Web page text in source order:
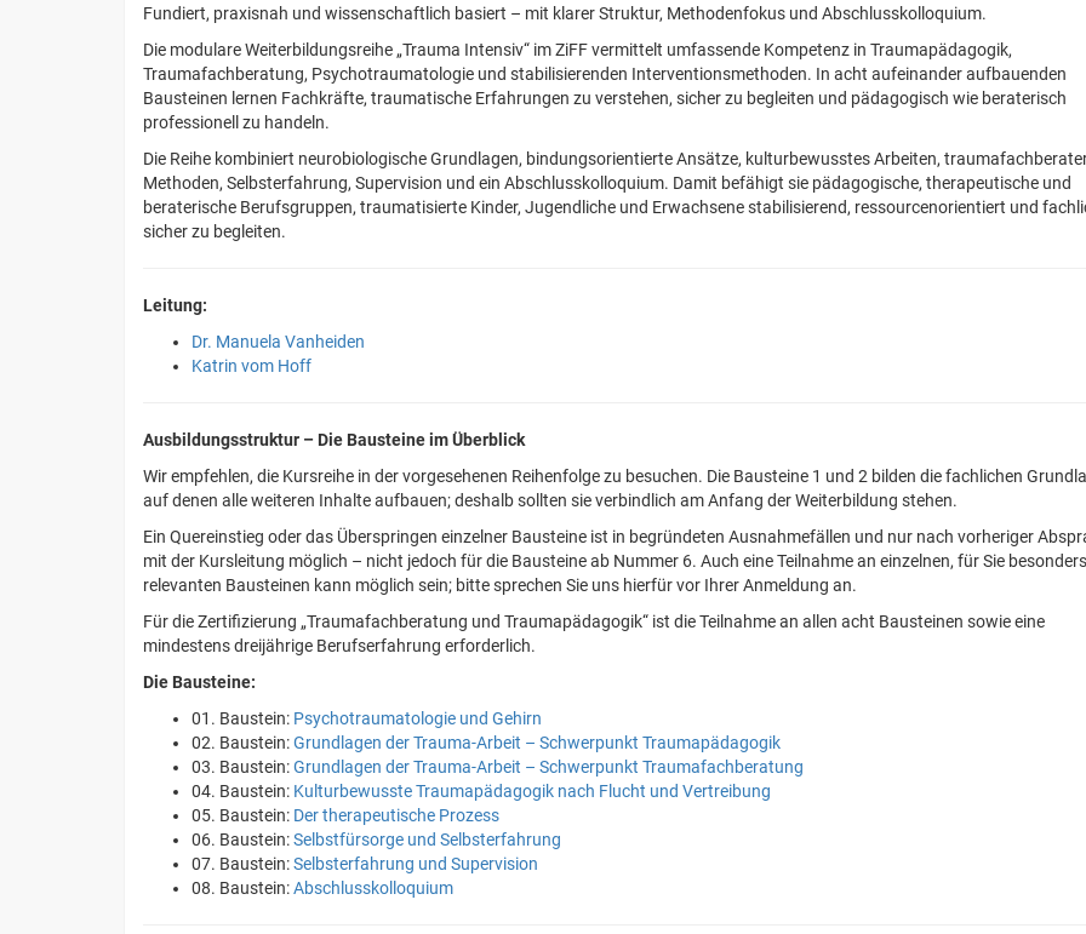
Fundiert, praxisnah und wissenschaftlich basiert – mit klarer Struktur, Methodenfokus und Abschlusskolloquium.
Die modulare Weiterbildungsreihe „Trauma Intensiv“ im ZiFF vermittelt umfassende Kompetenz in Traumapädagogik,
Traumafachberatung, Psychotraumatologie und stabilisierenden Interventionsmethoden. In acht aufeinander aufbauenden
Bausteinen lernen Fachkräfte, traumatische Erfahrungen zu verstehen, sicher zu begleiten und pädagogisch wie beraterisch
professionell zu handeln.
Die Reihe kombiniert neurobiologische Grundlagen, bindungsorientierte Ansätze, kulturbewusstes Arbeiten,
Methoden, Selbsterfahrung, Supervision und ein Abschlusskolloquium. Damit befähigt sie pädagogische, therapeutische und
beraterische Berufsgruppen, traumatisierte Kinder, Jugendliche und Erwachsene stabilisierend, ressourcenorientiert und
sicher zu begleiten.
Leitung:
Dr. Manuela Vanheiden
Katrin vom Hoff
Ausbildungsstruktur – Die Bausteine im Überblick
Wir empfehlen, die Kursreihe in der vorgesehenen Reihenfolge zu besuchen. Die Bausteine 1 und 2 bilden die fachlichen
auf denen alle weiteren Inhalte aufbauen; deshalb sollten sie verbindlich am Anfang der Weiterbildung stehen.
Ein Quereinstieg oder das Überspringen einzelner Bausteine ist in begründeten Ausnahmefällen und nur nach vorheriger
mit der Kursleitung möglich – nicht jedoch für die Bausteine ab Nummer 6. Auch eine Teilnahme an einzelnen, für Sie besonders
relevanten Bausteinen kann möglich sein; bitte sprechen Sie uns hierfür vor Ihrer Anmeldung an.
Für die Zertifizierung „Traumafachberatung und Traumapädagogik“ ist die Teilnahme an allen acht Bausteinen sowie eine
mindestens dreijährige Berufserfahrung erforderlich.
Die Bausteine:
01. Baustein: Psychotraumatologie und Gehirn
02. Baustein:Grundlagen der Trauma-Arbeit – Schwerpunkt Traumapädagogik
03. Baustein:Grundlagen der Trauma-Arbeit – Schwerpunkt Traumafachberatung
04. Baustein: Kulturbewusste Traumapädagogik nach Flucht und Vertreibung
05. Baustein: Der therapeutische Prozess
06. Baustein:Selbstfürsorge und Selbsterfahrung
07. Baustein:Selbsterfahrung und Supervision
08. Baustein:Abschlusskolloquium